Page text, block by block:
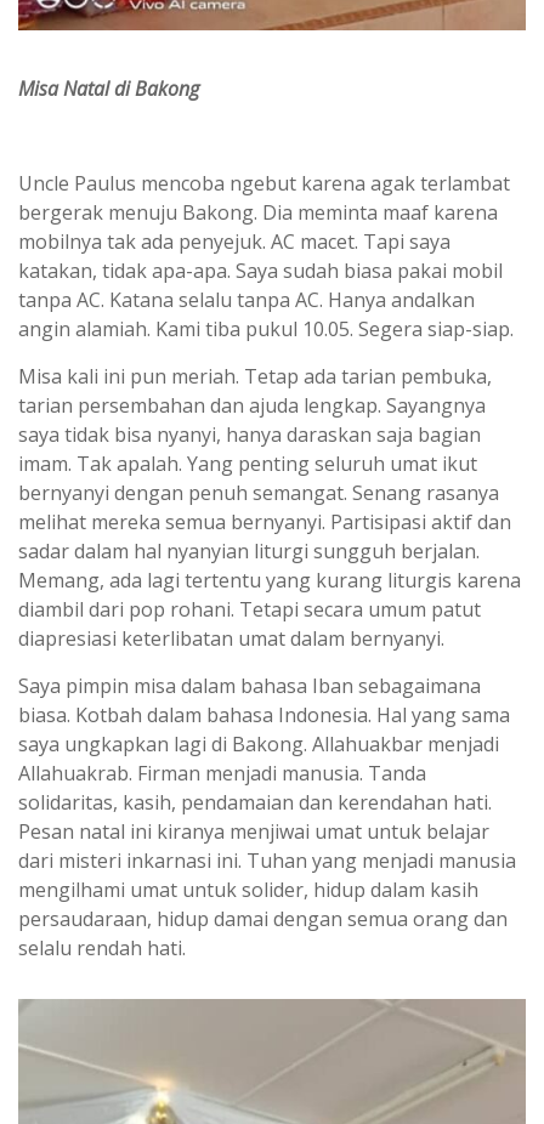
Misa Natal di Bakong
Uncle Paulus mencoba ngebut karena agak terlambat
bergerak menuju Bakong. Dia meminta maaf karena
mobilnya tak ada penyejuk. AC macet. Tapi saya
katakan, tidak apa-apa. Saya sudah biasa pakai mobil
tanpa AC. Katana selalu tanpa AC. Hanya andalkan
angin alamiah. Kami tiba pukul 10.05. Segera siap-siap.
Misa kali ini pun meriah. Tetap ada tarian pembuka,
tarian persembahan dan ajuda lengkap. Sayangnya
saya tidak bisa nyanyi, hanya daraskan saja bagian
imam. Tak apalah. Yang penting seluruh umat ikut
bernyanyi dengan penuh semangat. Senang rasanya
melihat mereka semua bernyanyi. Partisipasi aktif dan
sadar dalam hal nyanyian liturgi sungguh berjalan.
Memang, ada lagi tertentu yang kurang liturgis karena
diambil dari pop rohani. Tetapi secara umum patut
diapresiasi keterlibatan umat dalam bernyanyi.
Saya pimpin misa dalam bahasa Iban sebagaimana
biasa. Kotbah dalam bahasa Indonesia. Hal yang sama
saya ungkapkan lagi di Bakong. Allahuakbar menjadi
Allahuakrab. Firman menjadi manusia. Tanda
solidaritas, kasih, pendamaian dan kerendahan hati.
Pesan natal ini kiranya menjiwai umat untuk belajar
dari misteri inkarnasi ini. Tuhan yang menjadi manusia
mengilhami umat untuk solider, hidup dalam kasih
persaudaraan, hidup damai dengan semua orang dan
selalu rendah hati.